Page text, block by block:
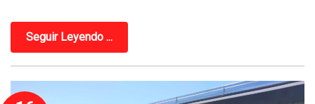
Seguir Leyendo ...